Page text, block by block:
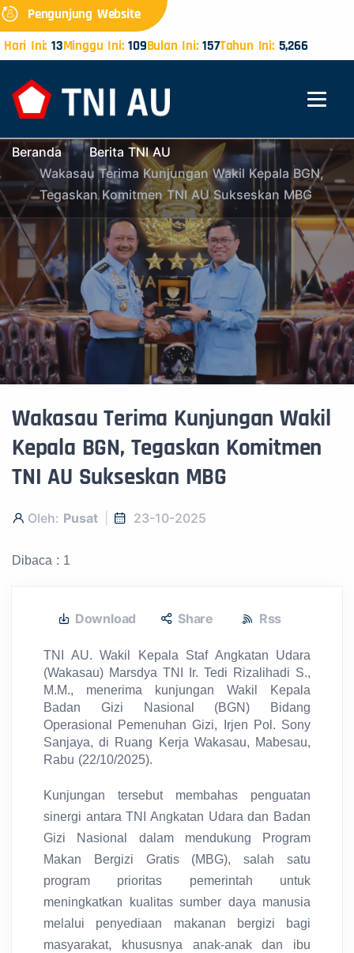
Pengunjung Website
Hari Ini: 13Minggu Ini:109Bulan Ini:157Tahun Ini:5,266
Beranda
Berita TNI AU
Wakasau Terima Kunjungan Wakil Kepala BGN,
Tegaskan Komitmen TNI AU Sukseskan MBG
Wakasau Terima Kunjungan Wakil
Kepala BGN, Tegaskan Komitmen
TNI AU Sukseskan MBG
Oleh: Pusat 23-10-2025
Dibaca : 1
Download Share Rss
TNI AU. Wakil Kepala Staf Angkatan Udara
(Wakasau) Marsdya TNI Ir. Tedi Rizalihadi S.,
M.M., menerima kunjungan Wakil Kepala
Badan Gizi Nasional (BGN) Bidang
Operasional Pemenuhan Gizi, Irjen Pol. Sony
Sanjaya, di Ruang Kerja Wakasau, Mabesau,
Rabu (22/10/2025).
Kunjungan tersebut membahas penguatan
sinergi antara TNI Angkatan Udara dan Badan
Gizi Nasional dalam mendukung Program
Makan Bergizi Gratis (MBG), salah satu
program prioritas pemerintah untuk
meningkatkan kualitas sumber daya manusia
melalui penyediaan makanan bergizi bagi
masyarakat, khususnya anak-anak dan ibu